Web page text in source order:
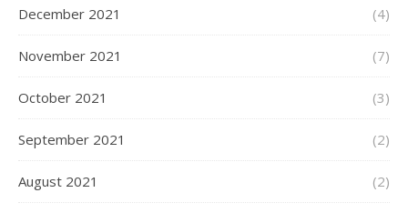
December 2021 (4)
November 2021 (7)
October 2021 (3)
September 2021 (2)
August 2021 (2)